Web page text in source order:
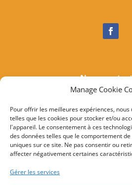
Manage Cookie
Pour offrir les meilleures expériences,
telles que les cookies pour stocker et/ou
l'appareil. Le consentement à ces
des données telles que le comportement
uniques sur ce site. Ne pas consentir ou
affecter négativement certaines
Gérer les services
Nous
Tél :
Mail:
Adresse :Marine
20217
© 2022 Mairie d’Ogliastru –